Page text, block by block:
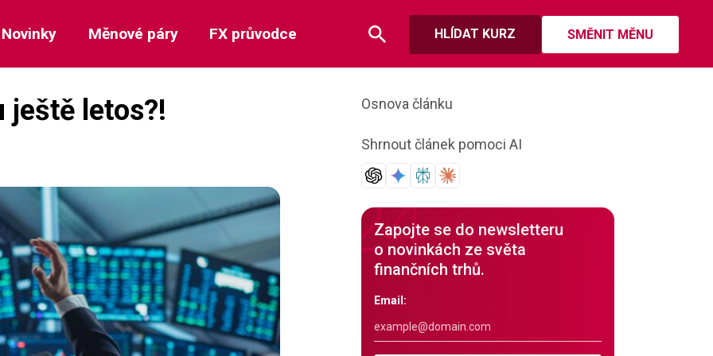
HLÍDAT KURZ SMĚNIT MĚNU
Novinky Měnové páry FX průvodce
ještě letos?! Osnova článku
Shrnout článek pomoci AI
Zapojte se do newsletteru
o novinkách ze světa
finančních trhů.
Email: